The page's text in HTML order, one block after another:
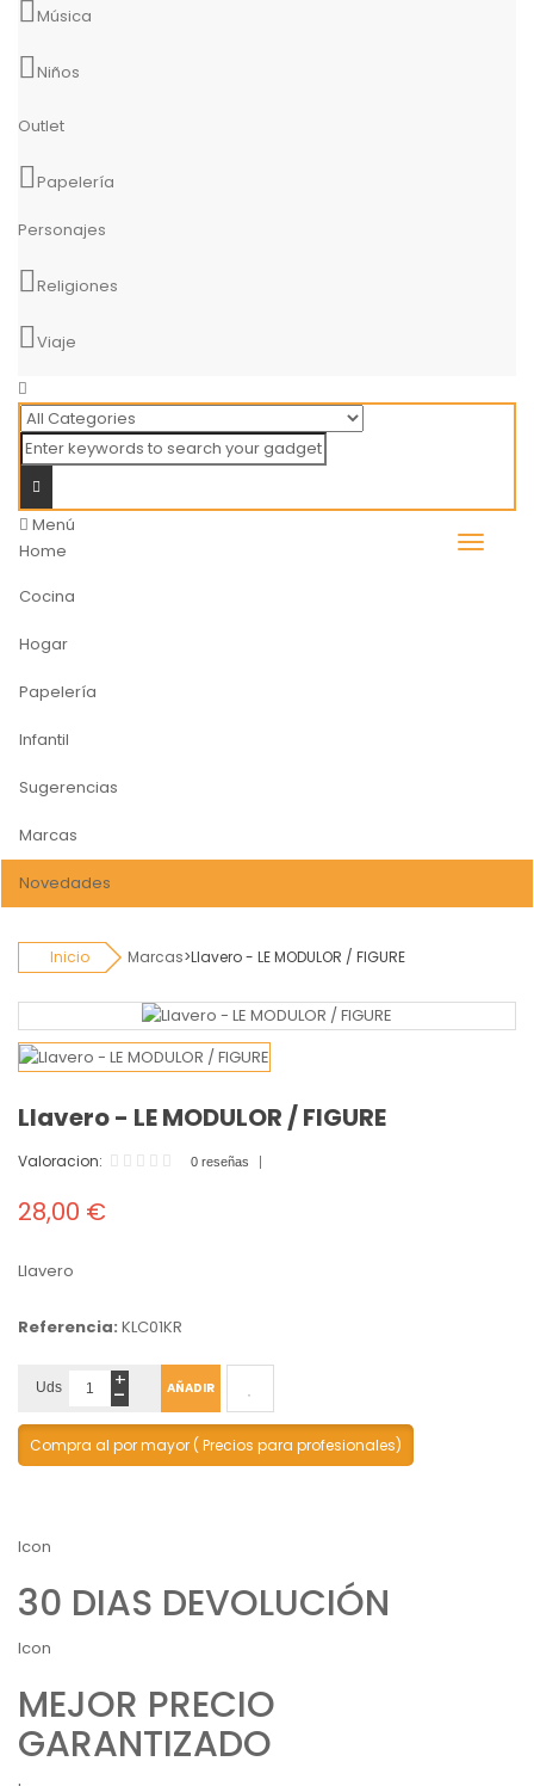
Música
Niños
Outlet
Papelería
Personajes
Religiones
Viaje
Menú
Home
Cocina
Hogar
Papelería
Infantil
Sugerencias
Marcas
Novedades
Inicio Marcas>Llavero - LE MODULOR / FIGURE
Llavero - LE MODULOR / FIGURE
Valoracion: 0 reseñas
28,00 €
Llavero
Referencia: KLC01KR
Uds +
- AÑADIR
Compra al por mayor ( Precios para profesionales)
Icon
30 DIAS DEVOLUCIÓN
Icon
MEJOR PRECIO
GARANTIZADO